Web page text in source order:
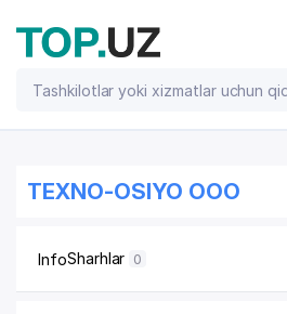
TEXNO-OSIYO OOO
InfoSharhlar 0